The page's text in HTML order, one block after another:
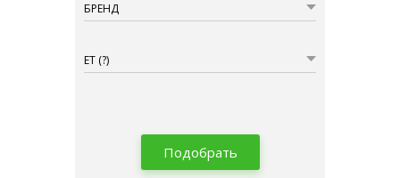
БРЕНД
ET (?)
Подобрать